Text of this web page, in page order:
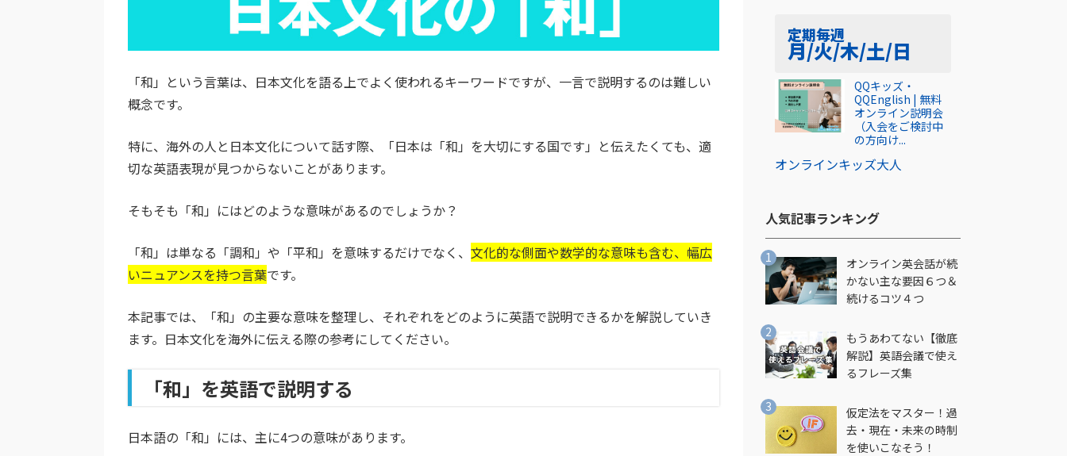
「和」という言葉は、日本文化を語る上でよく使われるキーワードですが、一言で説明するのは難しい
概念です。
特に、海外の人と日本文化について話す際、「日本は「和」を大切にする国です」と伝えたくても、適
切な英語表現が見つからないことがあります。
そもそも「和」にはどのような意味があるのでしょうか？
「和」は単なる「調和」や「平和」を意味するだけでなく、 文化的な側面や数学的な意味も含む、幅広
いニュアンスを持つ言葉です。
本記事では、「和」の主要な意味を整理し、それぞれをどのように英語で説明できるかを解説していき
ます。日本文化を海外に伝える際の参考にしてください。
「和」を英語で説明する
日本語の「和」には、主に4つの意味があります。
定期毎週
月/火/木/土/日
オンラインキッズ大人
QQキッズ・
QQEnglish | 無料
オンライン説明会
（入会をご検討中
の方向け...
人気記事ランキング​
オンライン英会話が続
かない主な要因６つ＆
続けるコツ４つ
もうあわてない【徹底
解説】英語会議で使え
るフレーズ集
仮定法をマスター！過
去・現在・未来の時制
を使いこなそう！